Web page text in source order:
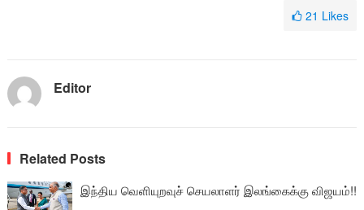
21 Likes
Editor
Related Posts
இந்திய வெளியுறவுச் செயலாளர் இலங்கைக்கு விஜயம்!!